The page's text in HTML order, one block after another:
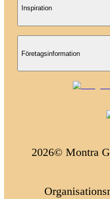
Inspiration
Företagsinformation
2026© Montra